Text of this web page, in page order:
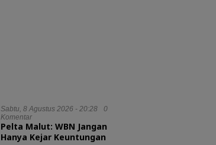
Sabtu, 8 Agustus 2026 - 20:28
0
Komentar
Pelta Malut: WBN Jangan
Hanya Kejar Keuntungan